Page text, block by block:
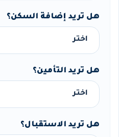
هل تريد إضافة السكن؟
هل تريد التأمين؟
هل تريد الاستقبال؟